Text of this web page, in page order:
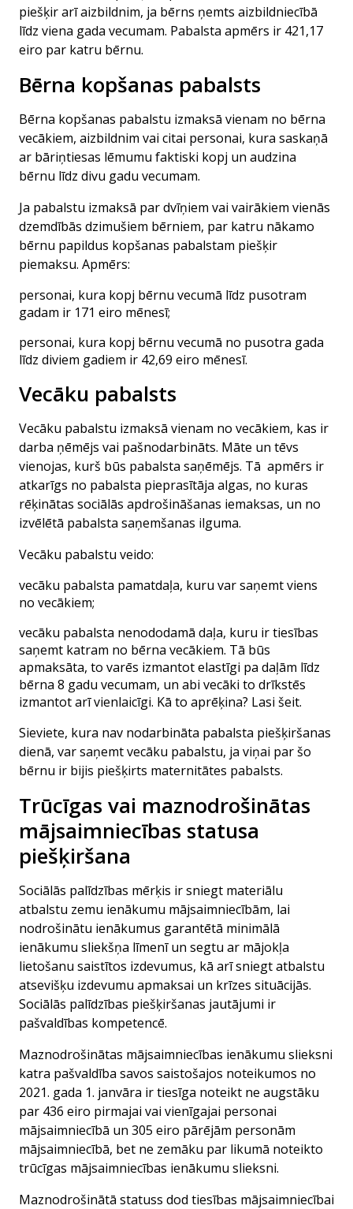
piešķir arī aizbildnim, ja bērns ņemts aizbildniecībā
līdz viena gada vecumam. Pabalsta apmērs ir 421,17
eiro par katru bērnu.
Bērna kopšanas pabalsts
Bērna kopšanas pabalstu izmaksā vienam no bērna
vecākiem, aizbildnim vai citai personai, kura saskaņā
ar bāriņtiesas lēmumu faktiski kopj un audzina
bērnu līdz divu gadu vecumam.
Ja pabalstu izmaksā par dvīņiem vai vairākiem vienās
dzemdībās dzimušiem bērniem, par katru nākamo
bērnu papildus kopšanas pabalstam piešķir
piemaksu. Apmērs:
personai, kura kopj bērnu vecumā līdz pusotram
gadam ir 171 eiro mēnesī;
personai, kura kopj bērnu vecumā no pusotra gada
līdz diviem gadiem ir 42,69 eiro mēnesī.
Vecāku pabalsts
Vecāku pabalstu izmaksā vienam no vecākiem, kas ir
darba ņēmējs vai pašnodarbināts. Māte un tēvs
vienojas, kurš būs pabalsta saņēmējs. Tā apmērs ir
atkarīgs no pabalsta pieprasītāja algas, no kuras
rēķinātas sociālās apdrošināšanas iemaksas, un no
izvēlētā pabalsta saņemšanas ilguma.
Vecāku pabalstu veido:
vecāku pabalsta pamatdaļa, kuru var saņemt viens
no vecākiem;
vecāku pabalsta nenododamā daļa, kuru ir tiesības
saņemt katram no bērna vecākiem. Tā būs
apmaksāta, to varēs izmantot elastīgi pa daļām līdz
bērna 8 gadu vecumam, un abi vecāki to drīkstēs
izmantot arī vienlaicīgi. Kā to aprēķina? Lasi šeit.
Sieviete, kura nav nodarbināta pabalsta piešķiršanas
dienā, var saņemt vecāku pabalstu, ja viņai par šo
bērnu ir bijis piešķirts maternitātes pabalsts.
Trūcīgas vai maznodrošinātas
mājsaimniecības statusa
piešķiršana
Sociālās palīdzības mērķis ir sniegt materiālu
atbalstu zemu ienākumu mājsaimniecībām, lai
nodrošinātu ienākumus garantētā minimālā
ienākumu sliekšņa līmenī un segtu ar mājokļa
lietošanu saistītos izdevumus, kā arī sniegt atbalstu
atsevišķu izdevumu apmaksai un krīzes situācijās.
Sociālās palīdzības piešķiršanas jautājumi ir
pašvaldības kompetencē.
Maznodrošinātas mājsaimniecības ienākumu slieksni
katra pašvaldība savos saistošajos noteikumos no
2021. gada 1. janvāra ir tiesīga noteikt ne augstāku
par 436 eiro pirmajai vai vienīgajai personai
mājsaimniecībā un 305 eiro pārējām personām
mājsaimniecībā, bet ne zemāku par likumā noteikto
trūcīgas mājsaimniecības ienākumu slieksni.
Maznodrošinātā statuss dod tiesības mājsaimniecībai